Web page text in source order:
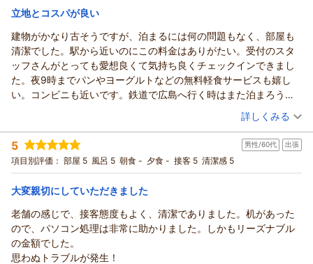
宿泊価格帯： 6,001～7,000円(大人一人あたり/税込)
立地とコスパが良い
建物がかなり古そうですが、泊まるには何の問題もなく、部屋も
清潔でした。駅から近いのにこの料金はありがたい。受付のスタ
ッフさんがとっても愛想良くて気持ち良くチェックインできまし
た。夜9時までパンやヨーグルトなどの無料軽食サービスも嬉し
い。コンビニも近いです。鉄道で広島へ行く時はまた泊まろうと
（投稿日：2025/12/13）
宿泊時期： 2025年11月宿泊 (一人旅)
投稿者： ROOKIEさん
宿泊プラン： 【禁煙】セミダブル☆無料ＷiＦi＆ＬＡＮ接続可☆素泊まり
セミダブル 食事なし
宿泊価格帯： 6,001～7,000円(大人一人あたり/税込)
詳しくみる
5 男性/60代 出張
項目別評価： 部屋 5 風呂 5 朝食 - 夕食 - 接客 5 清潔感 5
大変親切にしていただきました
老舗の感じで、接客態度もよく、清潔でありました。机があった
ので、パソコン処理は非常に助かりました。しかもリーズナブル
の金額でした。
思わぬトラブルが発生！